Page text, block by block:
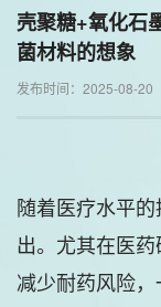
壳聚糖+氧化石
菌材料的想象
发布时间：2025-08-
随着医疗水平
出。尤其在医药
减少耐药风险